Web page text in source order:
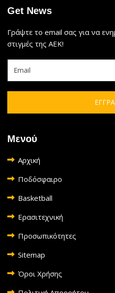
Get News
Γράψτε το email σας για να
στιγμές της ΑΕΚ!
Μενού
Αρχική
Ποδόσφαιρο
Basketball
Ερασιτεχνική
Προσωπικότητες
Sitemap
Όροι Χρήσης